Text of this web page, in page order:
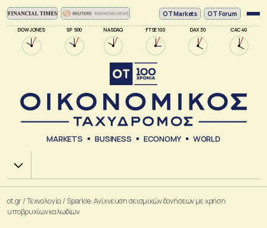
DOW JONES SP 500 NASDAQ FTSE 100 DAX 30 CAC 40
ΟΤ Markets OT Forum
MARKETS BUSINESS ECONOMY WORLD
Χ.Α.
ot.gr/Τεχνολογία / Sparkle: Ανίχνευση σεισμικών δονήσεων με χρήση
υποβρυχίων καλωδίων